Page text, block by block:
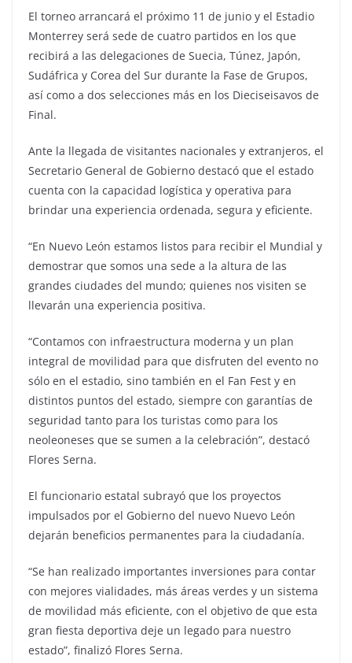
El torneo arrancará el próximo 11 de junio y el Estadio
Monterrey será sede de cuatro partidos en los que
recibirá a las delegaciones de Suecia, Túnez, Japón,
Sudáfrica y Corea del Sur durante la Fase de Grupos,
así como a dos selecciones más en los Dieciseisavos de
Final.
Ante la llegada de visitantes nacionales y extranjeros, el
Secretario General de Gobierno destacó que el estado
cuenta con la capacidad logística y operativa para
brindar una experiencia ordenada, segura y eficiente.
“En Nuevo León estamos listos para recibir el Mundial y
demostrar que somos una sede a la altura de las
grandes ciudades del mundo; quienes nos visiten se
llevarán una experiencia positiva.
“Contamos con infraestructura moderna y un plan
integral de movilidad para que disfruten del evento no
sólo en el estadio, sino también en el Fan Fest y en
distintos puntos del estado, siempre con garantías de
seguridad tanto para los turistas como para los
neoleoneses que se sumen a la celebración”, destacó
Flores Serna.
El funcionario estatal subrayó que los proyectos
impulsados por el Gobierno del nuevo Nuevo León
dejarán beneficios permanentes para la ciudadanía.
“Se han realizado importantes inversiones para contar
con mejores vialidades, más áreas verdes y un sistema
de movilidad más eficiente, con el objetivo de que esta
gran fiesta deportiva deje un legado para nuestro
estado”, finalizó Flores Serna.